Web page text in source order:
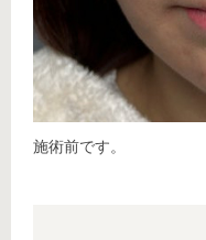
施術前です。